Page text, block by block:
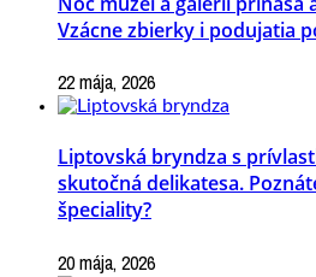
Vzácne zbierky i podujatia
22 mája, 2026
Liptovská bryndza s
skutočná delikatesa.
špeciality?
20 mája, 2026